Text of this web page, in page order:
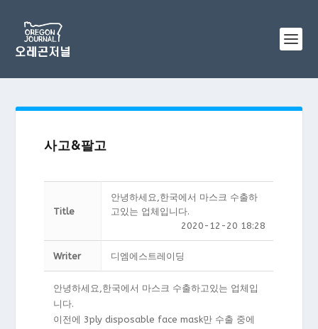
사고&팔고
Title
안녕하세요,한국에서 마스크 수출하
고있는 업체입니다.
2020-12-20 18:28
Writer 디엠에스트레이딩
안녕하세요,한국에서 마스크 수출하고있는 업체입
니다.
이전에 3ply disposable face mask만 수출 중에